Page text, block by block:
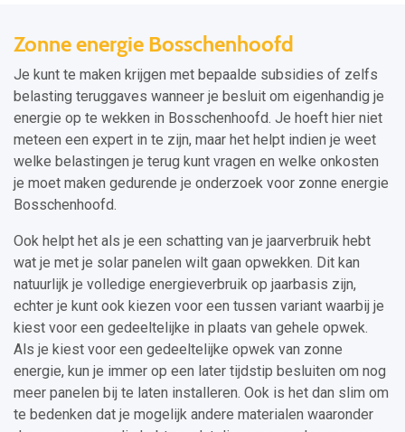
Zonne energie Bosschenhoofd
Je kunt te maken krijgen met bepaalde subsidies of zelfs
belasting teruggaves wanneer je besluit om eigenhandig je
energie op te wekken in Bosschenhoofd. Je hoeft hier niet
meteen een expert in te zijn, maar het helpt indien je weet
welke belastingen je terug kunt vragen en welke onkosten
je moet maken gedurende je onderzoek voor zonne energie
Bosschenhoofd.
Ook helpt het als je een schatting van je jaarverbruik hebt
wat je met je solar panelen wilt gaan opwekken. Dit kan
natuurlijk je volledige energieverbruik op jaarbasis zijn,
echter je kunt ook kiezen voor een tussen variant waarbij je
kiest voor een gedeeltelijke in plaats van gehele opwek.
Als je kiest voor een gedeeltelijke opwek van zonne
energie, kun je immer op een later tijdstip besluiten om nog
meer panelen bij te laten installeren. Ook is het dan slim om
te bedenken dat je mogelijk andere materialen waaronder